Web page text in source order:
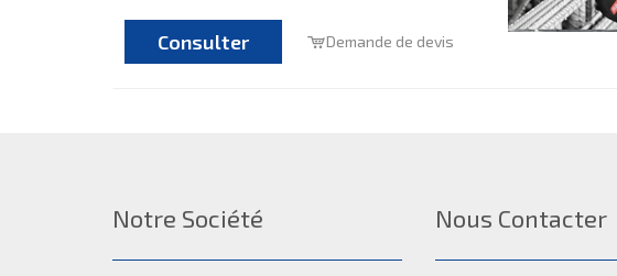
Consulter Demande de devis
Notre Société Nous Contacter